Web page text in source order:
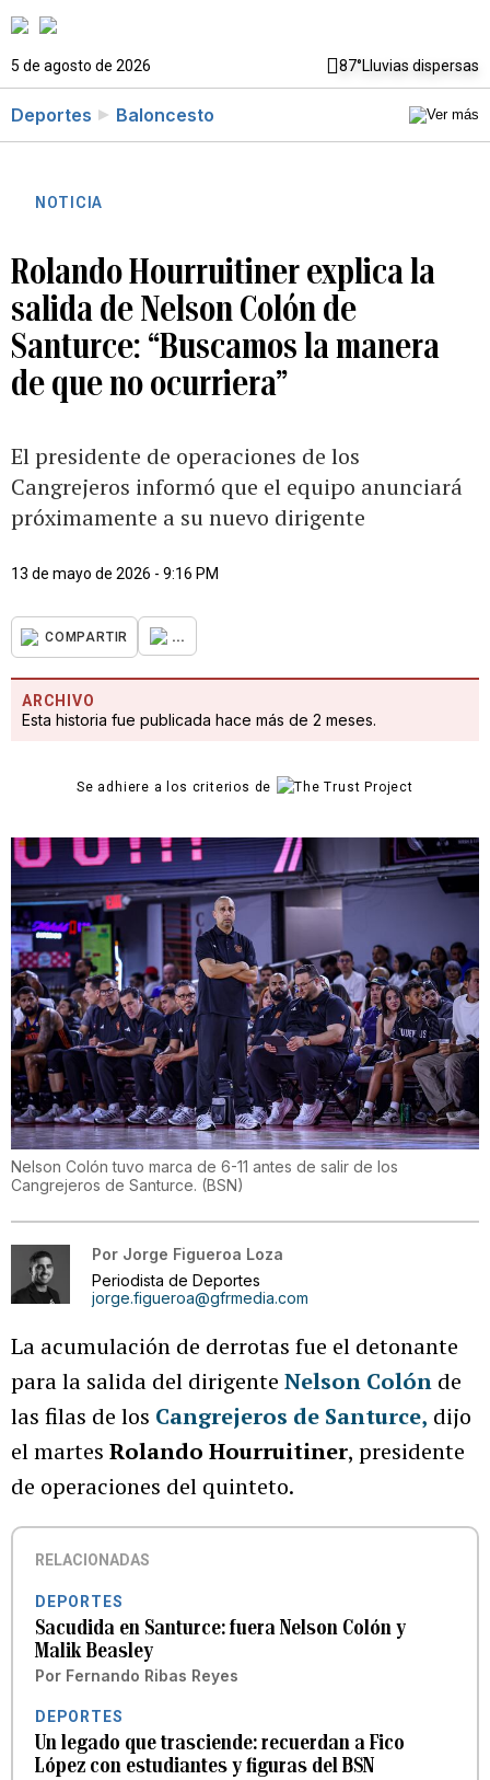
5 de agosto de 2026 87°Lluvias dispersas
Deportes Baloncesto
NOTICIA
Rolando Hourruitiner explica la
salida de Nelson Colón de
Santurce: “Buscamos la manera
de que no ocurriera”
El presidente de operaciones de los
Cangrejeros informó que el equipo anunciará
próximamente a su nuevo dirigente
13 de mayo de 2026 - 9:16 PM
COMPARTIR ...
ARCHIVO
Esta historia fue publicada hace más de 2 meses.
Se adhiere a los criterios de
Nelson Colón tuvo marca de 6-11 antes de salir de los
Cangrejeros de Santurce. (BSN)
Por Jorge Figueroa Loza
Periodista de Deportes
jorge.figueroa@gfrmedia.com
La acumulación de derrotas fue el detonante
para la salida del dirigente Nelson Colón de
las filas de los Cangrejeros de Santurce, dijo
el martes Rolando Hourruitiner, presidente
de operaciones del quinteto.
RELACIONADAS
DEPORTES
Sacudida en Santurce: fuera Nelson Colón y
Malik Beasley
Por Fernando Ribas Reyes
DEPORTES
Un legado que trasciende: recuerdan a Fico
López con estudiantes y figuras del BSN